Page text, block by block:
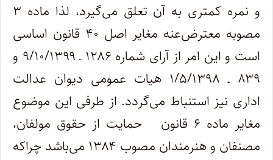
و نمره کمتری به آن تعلق می‌گیرد، لذا ماده ۳
مصوبه معترض‌عنه مغایر اصل ۴۰ قانون اساسی
است و این امر از آرای شماره ۱۲۸۶ ـ ۹/۱۰/۱۳۹۹ و
۸۳۹ ـ ۱/۵/۱۳۹۸ هیات عمومی دیوان عدالت
اداری نیز استنباط می‌گردد. از طرفی این موضوع
مغایر ماده ۶ قانون حمایت از حقوق مولفان،
مصنفان و هنرمندان مصوب ۱۳۸۴ می‌باشد چراکه